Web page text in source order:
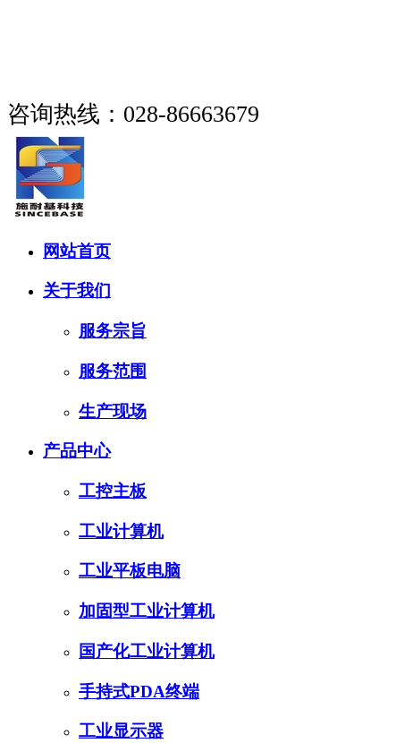
咨询热线：028-86663679
网站首页
关于我们
服务宗旨
服务范围
生产现场
产品中心
工控主板
工业计算机
工业平板电脑
加固型工业计算机
国产化工业计算机
手持式PDA终端
工业显示器